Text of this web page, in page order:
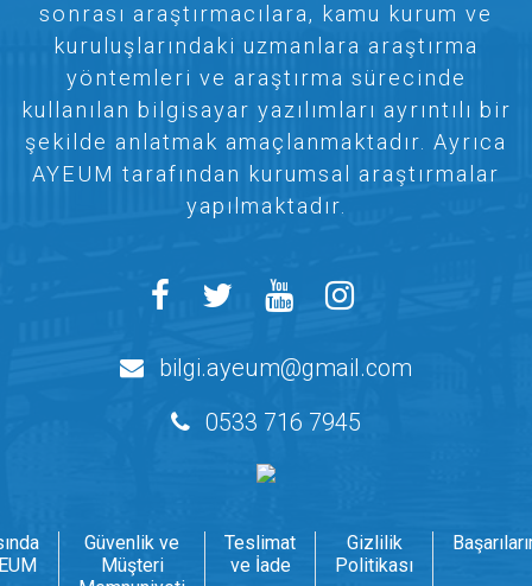
sonrası araştırmacılara, kamu kurum ve
kuruluşlarındaki uzmanlara araştırma
yöntemleri ve araştırma sürecinde
kullanılan bilgisayar yazılımları ayrıntılı bir
şekilde anlatmak amaçlanmaktadır. Ayrıca
AYEUM tarafından kurumsal araştırmalar
yapılmaktadır.
bilgi.ayeum@gmail.com
0533 716 7945
Güvenlik ve
Müşteri
Teslimat
ve İade
Gizlilik
Politikası